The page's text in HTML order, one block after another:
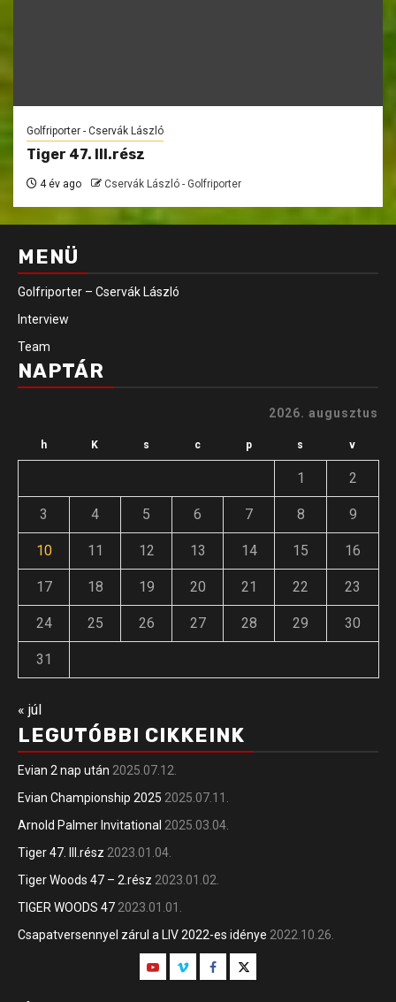
Golfriporter - Cservák László
Tiger 47. III.rész
4 év ago Cservák László - Golfriporter
MENÜ
Golfriporter – Cservák László
Interview
Team
NAPTÁR
2026. augusztus
h K s c p s v
1 2
3 4 5 6 7 8 9
10 11 12 13 14 15 16
17 18 19 20 21 22 23
24 25 26 27 28 29 30
31
« júl
LEGUTÓBBI CIKKEINK
Evian 2 nap után 2025.07.12.
Evian Championship 2025 2025.07.11.
Arnold Palmer Invitational 2025.03.04.
Tiger 47. III.rész 2023.01.04.
Tiger Woods 47 – 2.rész 2023.01.02.
TIGER WOODS 47 2023.01.01.
Csapatversennyel zárul a LIV 2022-es idénye 2022.10.26.
YoutubeVimeoFacebook
Twitter